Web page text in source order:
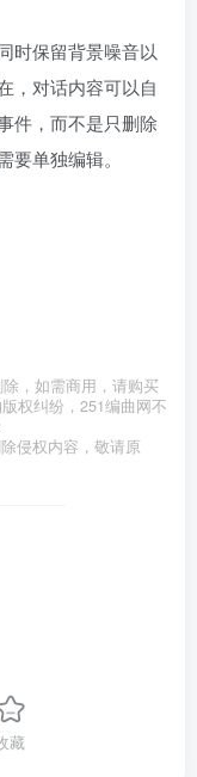
时保留背景噪音以
，对话内容可以自
件，而不是只删除
单独编辑。
，如需商用，请购买
权纠纷，251编曲网不
侵权内容，敬请原
藏